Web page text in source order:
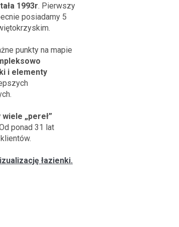
1993r. Pierwszy
posiadamy 5
punkty na mapie
i elementy
„pereł”
ponad 31 lat
łazienki.